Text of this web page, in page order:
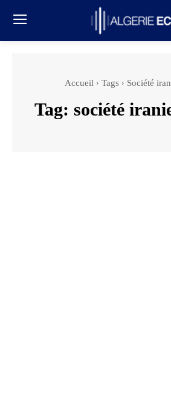
Accueil Tags Société
Tag: société